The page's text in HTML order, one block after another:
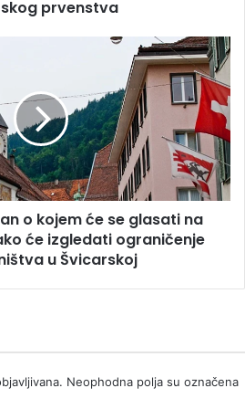
prvenstva
o kojem će se glasati na
će izgledati ograničenje
u Švicarskoj
Neophodna polja su označena